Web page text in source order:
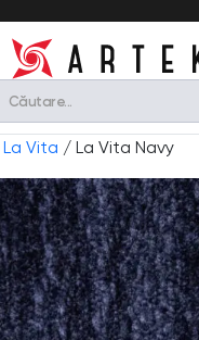
La Vita / La Vita Navy